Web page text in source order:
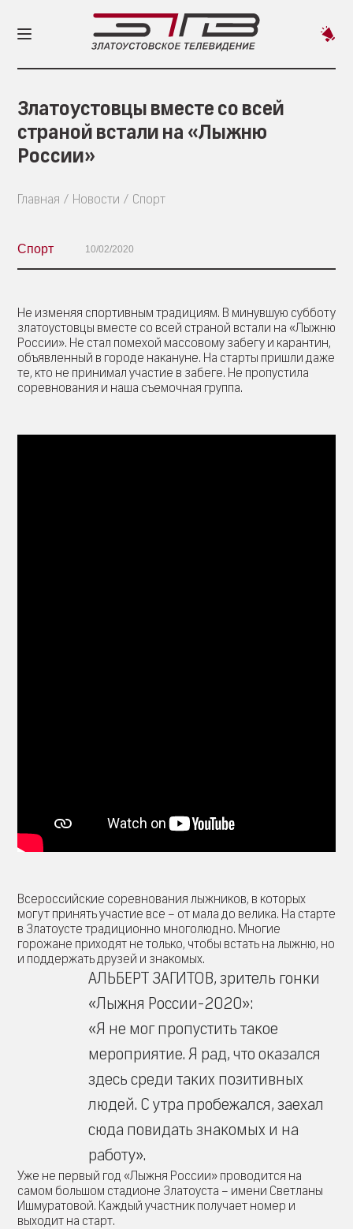
Златоустовцы вместе со всей
страной встали на «Лыжню
России»
Главная Новости Спорт
Спорт 10/02/2020
Не изменяя спортивным традициям. В минувшую субботу
златоустовцы вместе со всей страной встали на «Лыжню
России». Не стал помехой массовому забегу и карантин,
объявленный в городе накануне. На старты пришли даже
те, кто не принимал участие в забеге. Не пропустила
соревнования и наша съемочная группа.
Всероссийские соревнования лыжников, в которых
могут принять участие все – от мала до велика. На старте
в Златоусте традиционно многолюдно. Многие
горожане приходят не только, чтобы встать на лыжню, но
и поддержать друзей и знакомых.
АЛЬБЕРТ ЗАГИТОВ, зритель гонки
«Лыжня России-2020»:
«Я не мог пропустить такое
мероприятие. Я рад, что оказался
здесь среди таких позитивных
людей. С утра пробежался, заехал
сюда повидать знакомых и на
работу».
Уже не первый год «Лыжня России» проводится на
самом большом стадионе Златоуста – имени Светланы
Ишмуратовой. Каждый участник получает номер и
выходит на старт.